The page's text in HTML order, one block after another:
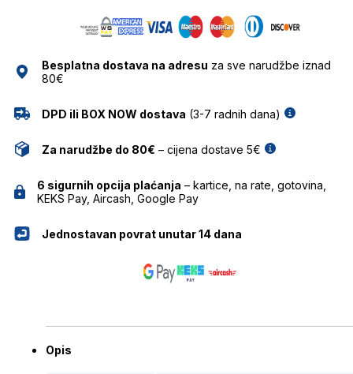
Besplatna dostava na adresu za sve narudžbe iznad
80€
DPD ili BOX NOW dostava (3-7 radnih dana)
Za narudžbe do 80€ – cijena dostave 5€
6 sigurnih opcija plaćanja – kartice, na rate, gotovina,
KEKS Pay, Aircash, Google Pay
Jednostavan povrat unutar 14 dana
Opis